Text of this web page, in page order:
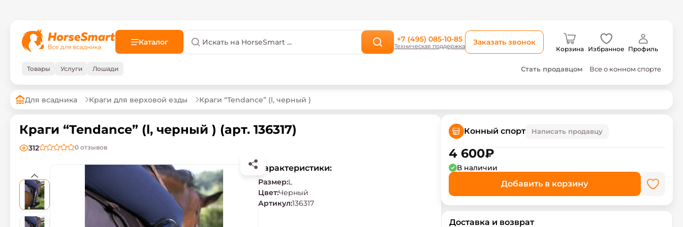
Каталог +7 (495) 085-10-85
Техническая поддержка Заказать звонок
Корзина Избранное Профиль
Товары Услуги Лошади Стать продавцом Все о конном спорте
Для всадника Краги для верховой езды Краги “Tendance” (l, черный )
Краги “Tendance” (l, черный ) (арт. 136317)
312 0 отзывов
Характеристики:
Размер:L
Цвет:Черный
Артикул:136317
Конный спорт Написать продавцу
4 600₽
В наличии
Добавить в корзину
Доставка и возврат